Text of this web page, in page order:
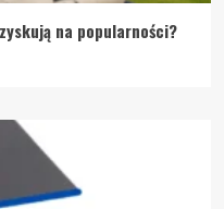
na popularności?